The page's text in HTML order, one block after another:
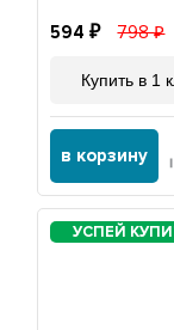
594 798
Купить в 1
в корзину